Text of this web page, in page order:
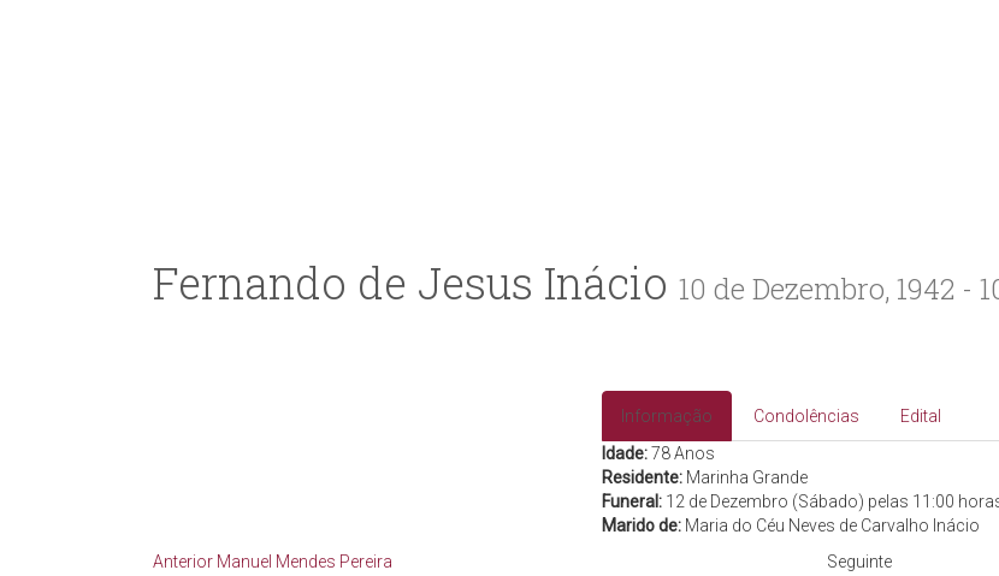
Fernando de Jesus Inácio 10 de Dezembro, 1942 -
Informação Condolências
Edital
Idade:78 Anos
Residente: Marinha Grande
Funeral: 12 de Dezembro (Sábado) pelas 11:00
Marido de: Maria do Céu Neves de Carvalho Inácio
Anterior Manuel Mendes Pereira Seguinte